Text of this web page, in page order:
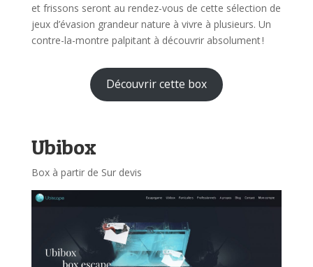
et frissons seront au rendez-vous de cette sélection de
jeux d’évasion grandeur nature à vivre à plusieurs. Un
contre-la-montre palpitant à découvrir absolument !
Découvrir cette box
Ubibox
Box à partir de Sur devis